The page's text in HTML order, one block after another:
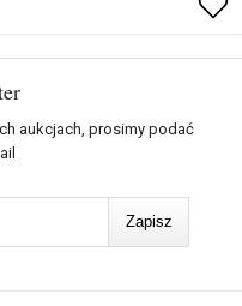
aukcjach, prosimy podać